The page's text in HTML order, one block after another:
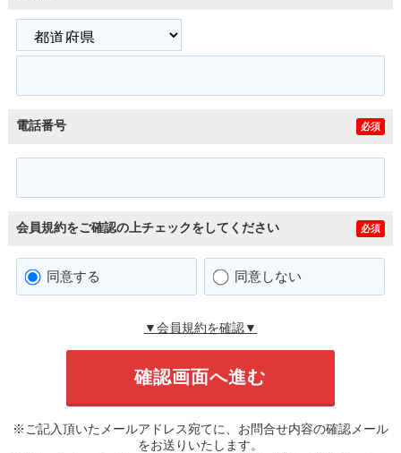
電話番号 必須
会員規約をご確認の上チェックをしてください 必須
同意する 同意しない
▼会員規約を確認▼
※ご記入頂いたメールアドレス宛てに、お問合せ内容の確認メール
をお送りいたします。